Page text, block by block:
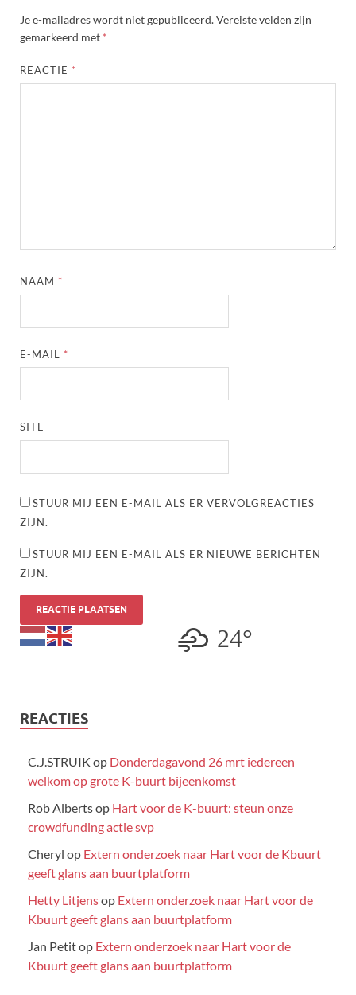
Je e-mailadres wordt niet gepubliceerd.Vereiste velden zijn
gemarkeerd met *
REACTIE *
NAAM *
E-MAIL *
SITE
STUUR MIJ EEN E-MAIL ALS ER VERVOLGREACTIES
ZIJN.
STUUR MIJ EEN E-MAIL ALS ER NIEUWE BERICHTEN
ZIJN.
24°
REACTIES
C.J.STRUIK op Donderdagavond 26 mrt iedereen
welkom op grote K-buurt bijeenkomst
Rob Albertsop Hart voor de K-buurt: steun onze
crowdfunding actie svp
Cheryl op Extern onderzoek naar Hart voor de Kbuurt
geeft glans aan buurtplatform
Hetty Litjensop Extern onderzoek naar Hart voor de
Kbuurt geeft glans aan buurtplatform
Jan Petitop Extern onderzoek naar Hart voor de
Kbuurt geeft glans aan buurtplatform